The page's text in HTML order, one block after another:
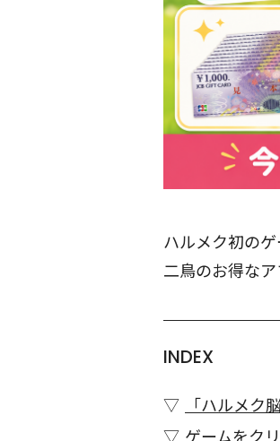
ハルメク初の
二鳥のお得な
INDEX
「ハルメク
ゲームをク